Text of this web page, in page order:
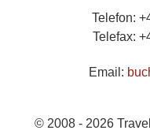
Telefon:
Telefax:
Email:
© 2008 - 2026